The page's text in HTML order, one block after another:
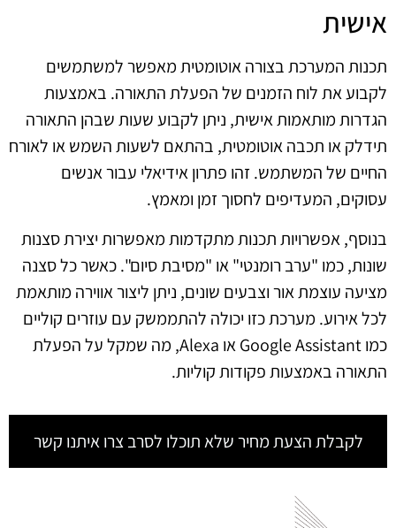
אישית
תכנות המערכת בצורה אוטומטית מאפשר למשתמשים
לקבוע את לוח הזמנים של הפעלת התאורה. באמצעות
הגדרות מותאמות אישית, ניתן לקבוע שעות שבהן התאורה
תידלק או תכבה אוטומטית, בהתאם לשעות השמש או לאורח
החיים של המשתמש. זהו פתרון אידיאלי עבור אנשים
עסוקים, המעדיפים לחסוך זמן ומאמץ.
בנוסף, אפשרויות תכנות מתקדמות מאפשרות יצירת סצנות
שונות, כמו "ערב רומנטי" או "מסיבת סיום". כאשר כל סצנה
מציעה עוצמת אור וצבעים שונים, ניתן ליצור אווירה מותאמת
לכל אירוע. מערכת כזו יכולה להתממשק עם עוזרים קוליים
כמו Google Assistant או Alexa, מה שמקל על הפעלת
התאורה באמצעות פקודות קוליות.
לקבלת הצעת מחיר שלא תוכלו לסרב צרו איתנו קשר